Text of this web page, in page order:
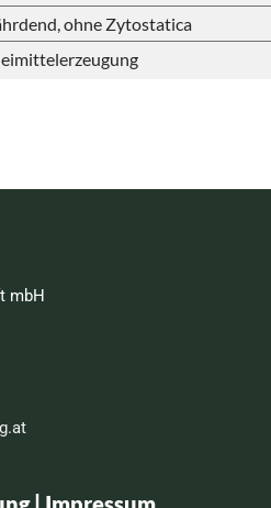
ohne Zytostatica
mbH